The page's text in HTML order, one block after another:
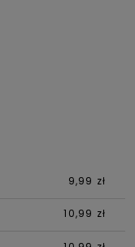
9,99 zł
10,99 zł